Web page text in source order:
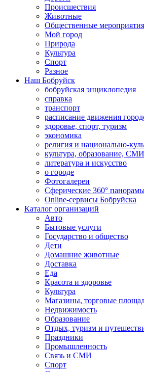
Происшествия
Животные
Общественные мероприятия
Мой город
Природа
Культура
Спорт
Разное
Наш Бобруйск
бобруйская энциклопедия
справка
транспорт
расписание движения
здоровье, спорт, туризм
экономика
религия и национально-
культура, образование, СМИ
литература и искусство
о городе
Фотогалереи
Сферические 360°
Online-сервисы Бобруйска
Каталог организаций
Авто
Бытовые услуги
Государство и общество
Дети
Домашние животные
Доставка
Еда
Красота и здоровье
Культура
Магазины, торговые
Недвижимость
Образование
Отдых, туризм и
Праздники
Промышленность
Связь и СМИ
Спорт